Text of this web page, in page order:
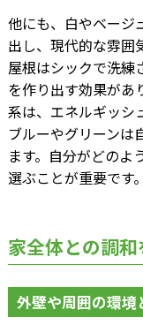
他にも、白やベージ
出し、現代的な雰囲
屋根はシックで洗練
を作り出す効果があ
系は、エネルギッシ
ブルーやグリーンは
ます。自分がどのよ
選ぶことが重要です。
家全体との調
外壁や周囲の環境